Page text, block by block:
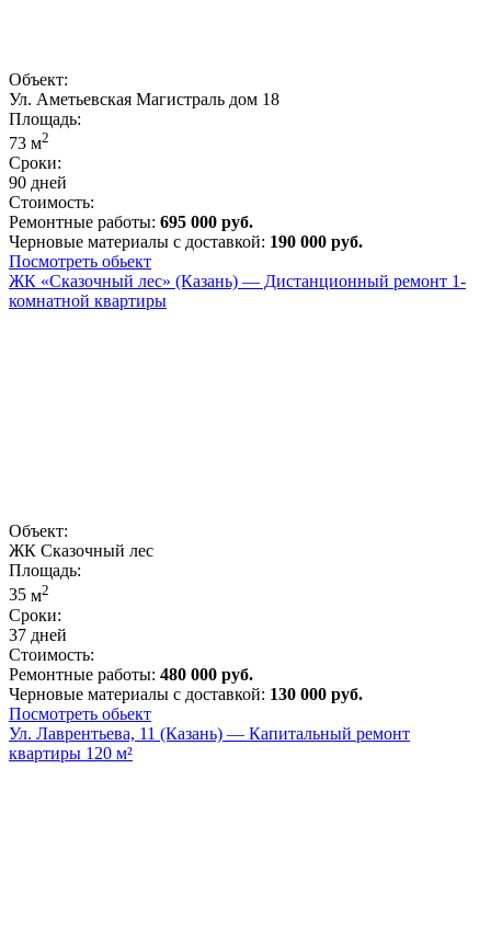
Объект:
Ул. Аметьевская Магистраль дом 18
Площадь:
73 м2
Сроки:
90 дней
Стоимость:
Ремонтные работы: 695 000 руб.
Черновые материалы с доставкой: 190 000 руб.
Посмотреть обьект
ЖК «Сказочный лес» (Казань) — Дистанционный ремонт 1-
комнатной квартиры
Объект:
ЖК Сказочный лес
Площадь:
35 м2
Сроки:
37 дней
Стоимость:
Ремонтные работы: 480 000 руб.
Черновые материалы с доставкой: 130 000 руб.
Посмотреть обьект
Ул. Лаврентьева, 11 (Казань) — Капитальный ремонт
квартиры 120 м²